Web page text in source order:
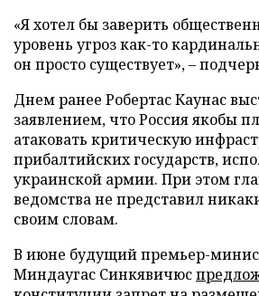
«Я хотел бы заверить
уровень угроз как-то
он просто существует», –
Днем ранее Робертас Каунас
заявлением, что Россия якобы
атаковать критическую
прибалтийских государств,
украинской армии. При этом
ведомства не представил
своим словам.
В июне будущий премьер-
Миндаугас Синкявичюс